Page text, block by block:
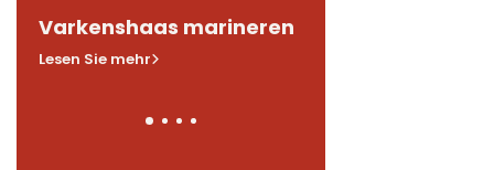
Varkenshaas marineren
Lesen Sie mehr